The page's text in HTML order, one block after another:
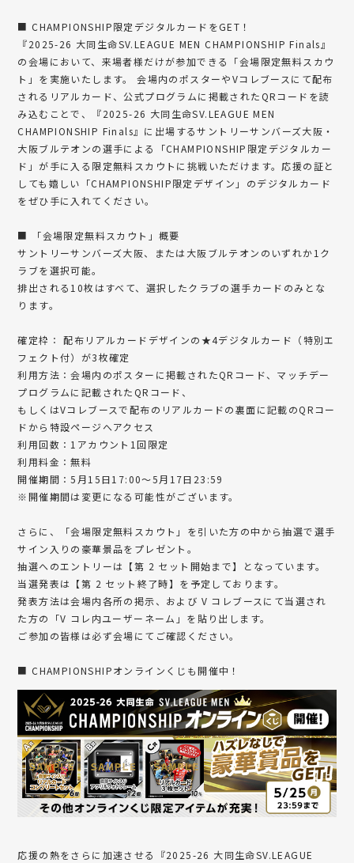
■ CHAMPIONSHIP限定デジタルカードをGET！
『2025-26 大同生命SV.LEAGUE MEN CHAMPIONSHIP Finals』
の会場において、来場者様だけが参加できる「会場限定無料スカウ
ト」を実施いたします。 会場内のポスターやVコレブースにて配布
されるリアルカード、公式プログラムに掲載されたQRコードを読
み込むことで、『2025-26 大同生命SV.LEAGUE MEN
CHAMPIONSHIP Finals』に出場するサントリーサンバーズ大阪・
大阪ブルテオンの選手による「CHAMPIONSHIP限定デジタルカー
ド」が手に入る限定無料スカウトに挑戦いただけます。応援の証と
しても嬉しい「CHAMPIONSHIP限定デザイン」のデジタルカード
をぜひ手に入れてください。
■ 「会場限定無料スカウト」概要
サントリーサンバーズ大阪、または大阪ブルテオンのいずれか1ク
ラブを選択可能。
排出される10枚はすべて、選択したクラブの選手カードのみとな
ります。
確定枠： 配布リアルカードデザインの★4デジタルカード（特別エ
フェクト付）が3枚確定
利用方法：会場内のポスターに掲載されたQRコード、マッチデー
プログラムに記載されたQRコード、
もしくはVコレブースで配布のリアルカードの裏面に記載のQRコー
ドから特設ページへアクセス
利用回数：1アカウント1回限定
利用料金：無料
開催期間：5月15日17:00～5月17日23:59
※開催期間は変更になる可能性がございます。
さらに、「会場限定無料スカウト」を引いた方の中から抽選で選手
サイン入りの豪華景品をプレゼント。
抽選へのエントリーは【第 2 セット開始まで】となっています。
当選発表は【第 2 セット終了時】を予定しております。
発表方法は会場内各所の掲示、および V コレブースにて当選され
た方の「V コレ内ユーザーネーム」を貼り出します。
ご参加の皆様は必ず会場にてご確認ください。
■ CHAMPIONSHIPオンラインくじも開催中！
応援の熱をさらに加速させる『2025-26 大同生命SV.LEAGUE